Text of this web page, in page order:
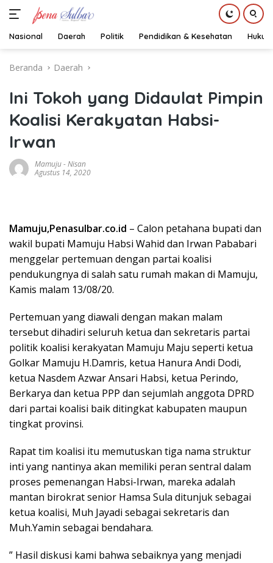
Nasional Daerah Politik Pendidikan & Kesehatan Hukum
Beranda Daerah
Ini Tokoh yang Didaulat Pimpin
Koalisi Kerakyatan Habsi-
Irwan
Mamuju-Nisan
Agustus 14, 2020
Mamuju,Penasulbar.co.id – Calon petahana bupati dan
wakil bupati Mamuju Habsi Wahid dan Irwan Pababari
menggelar pertemuan dengan partai koalisi
pendukungnya di salah satu rumah makan di Mamuju,
Kamis malam 13/08/20.
Pertemuan yang diawali dengan makan malam
tersebut dihadiri seluruh ketua dan sekretaris partai
politik koalisi kerakyatan Mamuju Maju seperti ketua
Golkar Mamuju H.Damris, ketua Hanura Andi Dodi,
ketua Nasdem Azwar Ansari Habsi, ketua Perindo,
Berkarya dan ketua PPP dan sejumlah anggota DPRD
dari partai koalisi baik ditingkat kabupaten maupun
tingkat provinsi.
Rapat tim koalisi itu memutuskan tiga nama struktur
inti yang nantinya akan memiliki peran sentral dalam
proses pemenangan Habsi-Irwan, mareka adalah
mantan birokrat senior Hamsa Sula ditunjuk sebagai
ketua koalisi, Muh Jayadi sebagai sekretaris dan
Muh.Yamin sebagai bendahara.
” Hasil diskusi kami bahwa sebaiknya yang menjadi